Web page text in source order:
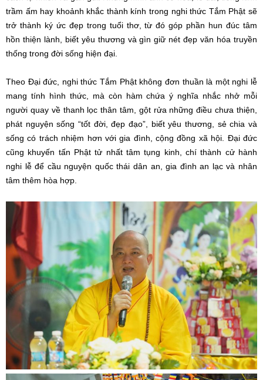
trầm ấm hay khoảnh khắc thành kính trong nghi thức Tắm Phật sẽ
trở thành ký ức đẹp trong tuổi thơ, từ đó góp phần hun đúc tâm
hồn thiện lành, biết yêu thương và gìn giữ nét đẹp văn hóa truyền
thống trong đời sống hiện đại.
Theo Đại đức, nghi thức Tắm Phật không đơn thuần là một nghi lễ
mang tính hình thức, mà còn hàm chứa ý nghĩa nhắc nhở mỗi
người quay về thanh lọc thân tâm, gột rửa những điều chưa thiện,
phát nguyện sống “tốt đời, đẹp đạo”, biết yêu thương, sẻ chia và
sống có trách nhiệm hơn với gia đình, cộng đồng xã hội. Đại đức
cũng khuyến tấn Phật tử nhất tâm tụng kinh, chí thành cử hành
nghi lễ để cầu nguyện quốc thái dân an, gia đình an lạc và nhân
tâm thêm hòa hợp.